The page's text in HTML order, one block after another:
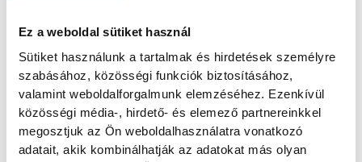
Ez a weboldal sütiket használ
Sütiket használunk a tartalmak és hirdetések személyre
szabásához, közösségi funkciók biztosításához,
valamint weboldalforgalmunk elemzéséhez. Ezenkívül
közösségi média-, hirdető- és elemező partnereinkkel
megosztjuk az Ön weboldalhasználatra vonatkozó
adatait, akik kombinálhatják az adatokat más olyan
2023. MÁRCIUS 9. 14:19